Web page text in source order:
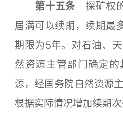
第十五条 探矿权
届满可以续期，续期最
期限为5年。对石油、
然资源主管部门确定
源，经国务院自然资源
根据实际情况增加续期次